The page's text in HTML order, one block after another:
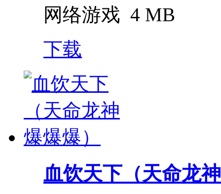
网络游戏 4 MB
下载
血饮天下（天命龙